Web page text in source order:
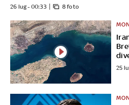
26 lug - 00:33 8 foto
25